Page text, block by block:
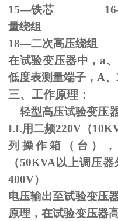
15—铁芯 16
量绕组
18—二次高压绕组
在试验变压器中，a、
低度表测量端子， A、
三、工作原理：
轻型高压试验变压
I.I.用二频220V （
列操作箱（台）
（50KVA 以上调压
400V）
电压输出至试验变压
原理，在试验变压器